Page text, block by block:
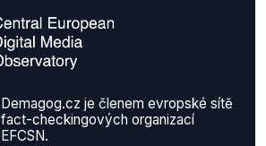
Demagog.cz je členem evropské sítě
fact-checkingových organizací
EFCSN.